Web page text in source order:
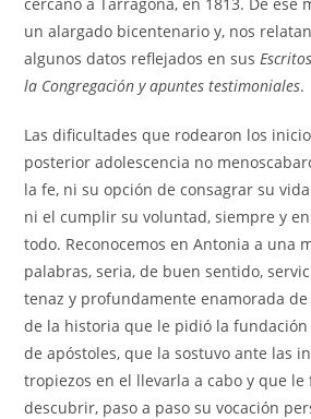
un alargado bicentenario y, nos
algunos datos reflejados en sus
la Congregación y apuntes testimoniales.
Las dificultades que rodearon los
posterior adolescencia no
la fe, ni su opción de consagrar su
ni el cumplir su voluntad, siempre y
todo. Reconocemos en Antonia a una
palabras, seria, de buen sentido,
tenaz y profundamente enamorada de
de la historia que le pidió la
de apóstoles, que la sostuvo ante las
tropiezos en el llevarla a cabo y que
descubrir, paso a paso su vocación